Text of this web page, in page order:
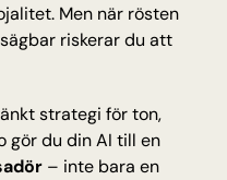
Men när rösten
riskerar du att
strategi för ton,
– inte bara en